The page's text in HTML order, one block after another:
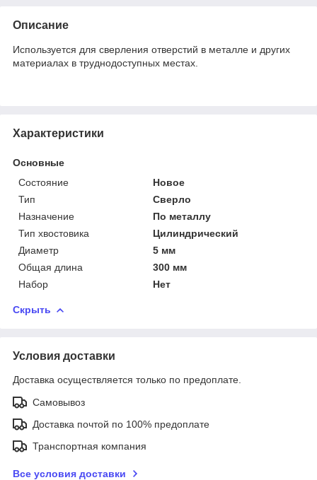
Описание
Используется для сверления отверстий в металле и других
материалах в труднодоступных местах.
Характеристики
Основные
Состояние
Новое
Тип
Сверло
Назначение
По металлу
Тип хвостовика
Цилиндрический
Диаметр
5 мм
Общая длина
300 мм
Набор
Нет
Скрыть
Условия доставки
Доставка осуществляется только по предоплате.
Самовывоз
Доставка почтой по 100% предоплате
Транспортная компания
Все условия доставки